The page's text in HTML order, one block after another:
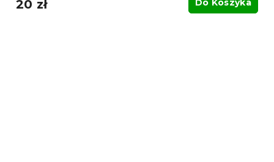
20 zł Do Koszyka